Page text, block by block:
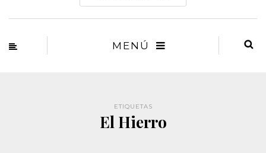
MENÚ
ETIQUETAS
El Hierro